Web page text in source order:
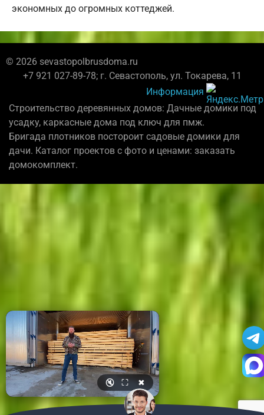
экономных до огромных коттеджей.
© 2026 sevastopolbrusdoma.ru
+7 921 027-89-78; г. Севастополь, ул. Токарева, 11
Информация
Строительство деревянных домов: Дачные домики под
усадку, каркасные дома под ключ для пмж.
Бригада плотников постороит садовые домики для
дачи. Каталог проектов с фото и ценами: заказать
домокомплект.
🔇 ⛶ ✖